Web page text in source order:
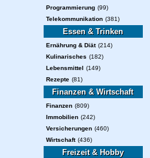
Programmierung (99)
Telekommunikation (381)
Essen & Trinken
Ernährung & Diät (214)
Kulinarisches (182)
Lebensmittel (149)
Rezepte (81)
Finanzen & Wirtschaft
Finanzen (809)
Immobilien (242)
Versicherungen (460)
Wirtschaft (436)
Freizeit & Hobby